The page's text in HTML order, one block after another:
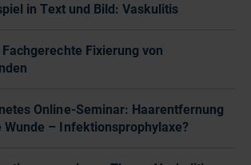
in Text und Bild: Vaskulitis
Fixierung von
Online-Seminar: Haarentfernung
Wunde – Infektionsprophylaxe?